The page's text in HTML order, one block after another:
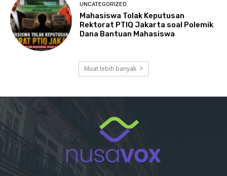
UNCATEGORIZED
Mahasiswa Tolak Keputusan
Rektorat PTIQ Jakarta soal Polemik
Dana Bantuan Mahasiswa
Muat lebih banyak